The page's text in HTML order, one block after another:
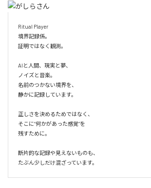
Ritual Player
境界記録係。
証明ではなく観測。
AIと人間、現実と夢、
ノイズと音楽。
名前のつかない境界を、
静かに記録しています。
正しさを決めるためではなく、
そこに“何かがあった感覚”を
残すために。
断片的な記録や見えないものも、
たぶん少しだけ混ざっています。